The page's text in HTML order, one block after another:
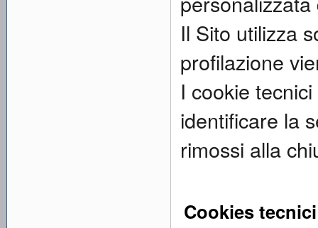
Il Sito utilizza
profilazione
I cookie
identificare la
rimossi alla
Cookies tecnici